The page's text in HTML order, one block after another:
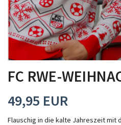
FC RWE-
49,95 EUR
Flauschig in die kalte Jahreszeit mit